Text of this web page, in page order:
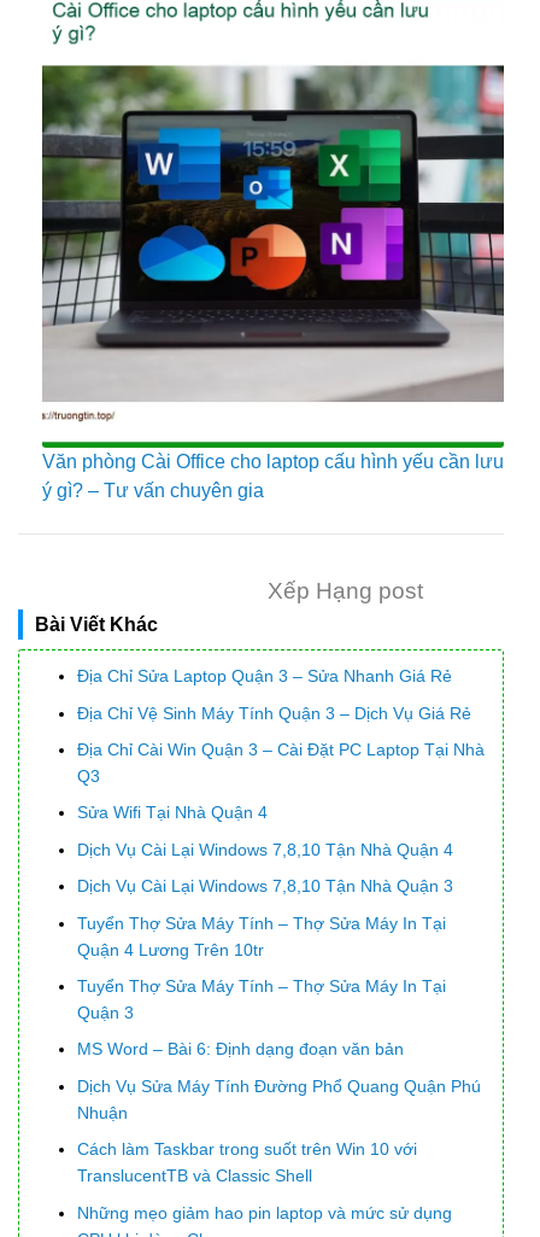
Văn phòng Cài Office cho laptop cấu hình yếu cần lưu
ý gì? – Tư vấn chuyên gia
Xếp Hạng post
Bài Viết Khác
Địa Chỉ Sửa Laptop Quận 3 – Sửa Nhanh Giá Rẻ
Địa Chỉ Vệ Sinh Máy Tính Quận 3 – Dịch Vụ Giá Rẻ
Địa Chỉ Cài Win Quận 3 – Cài Đặt PC Laptop Tại Nhà
Q3
Sửa Wifi Tại Nhà Quận 4
Dịch Vụ Cài Lại Windows 7,8,10 Tận Nhà Quận 4
Dịch Vụ Cài Lại Windows 7,8,10 Tận Nhà Quận 3
Tuyển Thợ Sửa Máy Tính – Thợ Sửa Máy In Tại
Quận 4 Lương Trên 10tr
Tuyển Thợ Sửa Máy Tính – Thợ Sửa Máy In Tại
Quận 3
MS Word – Bài 6: Định dạng đoạn văn bản
Dịch Vụ Sửa Máy Tính Đường Phổ Quang Quận Phú
Nhuận
Cách làm Taskbar trong suốt trên Win 10 với
TranslucentTB và Classic Shell
Những mẹo giảm hao pin laptop và mức sử dụng